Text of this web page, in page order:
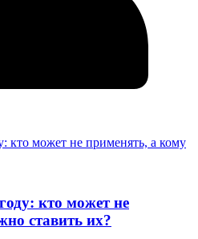
кто может не
ставить их?